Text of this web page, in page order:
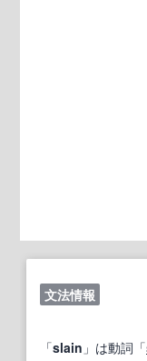
文法情報
「slain 」は動詞「